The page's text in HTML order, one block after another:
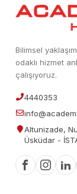
Bilimsel
odaklı hizmet
çalışıyoruz.
4440353
Altunizade,
Üsküdar -